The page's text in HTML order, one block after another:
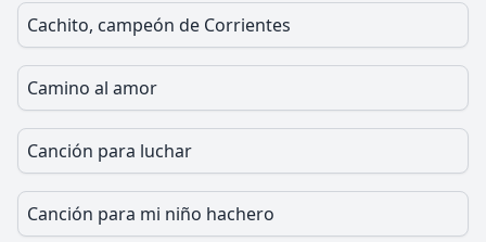
Cachito, campeón de Corrientes
Camino al amor
Canción para luchar
Canción para mi niño hachero